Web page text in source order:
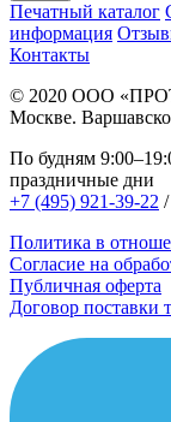
Печатный каталог
информация
Контакты
© 2020 ООО
Москве.
По будням
праздничные дни
+7 (495) 921-39-22 /
Политика в
Согласие на
Публичная оферта
Договор поставки